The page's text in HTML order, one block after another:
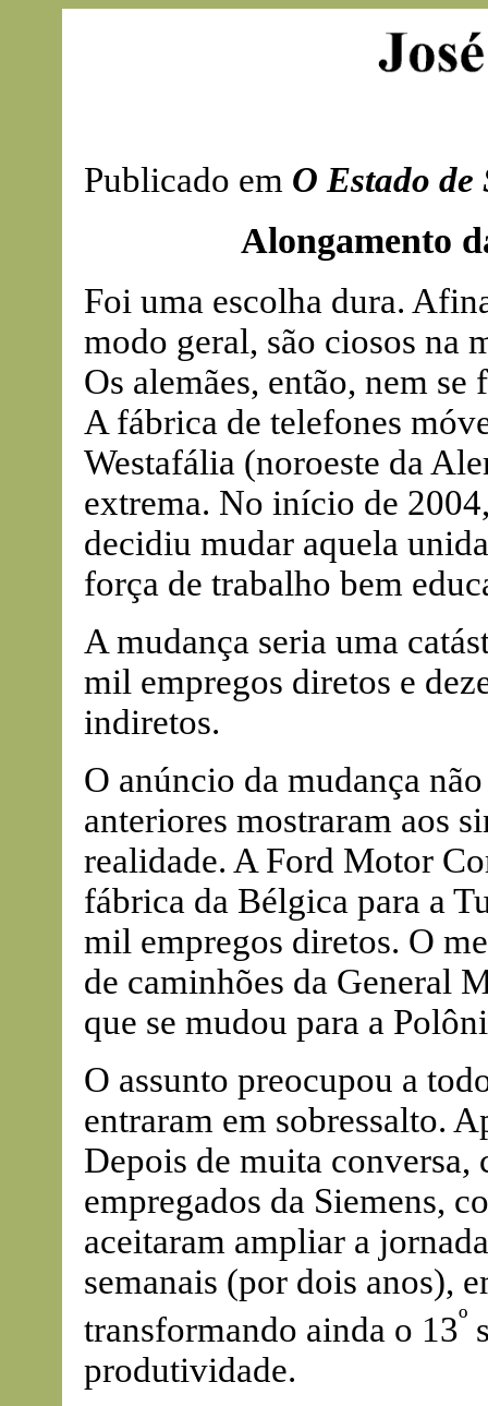
Publicado em O Estado de
Alongamento
Foi uma escolha dura.
modo geral, são ciosos na
Os alemães, então, nem
A fábrica de telefones
Westafália (noroeste da
extrema. No início de
decidiu mudar aquela
força de trabalho bem
A mudança seria uma
mil empregos diretos e
indiretos.
O anúncio da mudança
anteriores mostraram aos
realidade. A Ford Motor
fábrica da Bélgica para a
mil empregos diretos. O
de caminhões da General
que se mudou para a
O assunto preocupou a
entraram em sobressalto.
Depois de muita conversa,
empregados da Siemens,
aceitaram ampliar a
semanais (por dois anos),
transformando ainda o 13º
produtividade.